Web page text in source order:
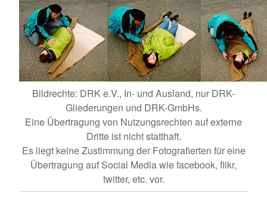
Bildrechte: DRK e.V., In- und Ausland, nur DRK-
Gliederungen und DRK-GmbHs.
Eine Übertragung von Nutzungsrechten auf externe
Dritte ist nicht statthaft.
Es liegt keine Zustimmung der Fotografierten für eine
Übertragung auf Social Media wie facebook, flikr,
twitter, etc. vor.